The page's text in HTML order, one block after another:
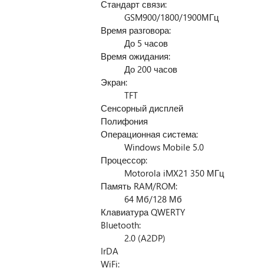
Стандарт связи:
GSM900/1800/1900МГц
Время разговора:
До 5 часов
Время ожидания:
До 200 часов
Экран:
TFT
Сенсорный дисплей
Полифония
Операционная система:
Windows Mobile 5.0
Процессор:
Motorola iMX21 350 МГц
Память RAM/ROM:
64 Мб/128 Мб
Клавиатура QWERTY
Bluetooth:
2.0 (A2DP)
IrDA
WiFi: